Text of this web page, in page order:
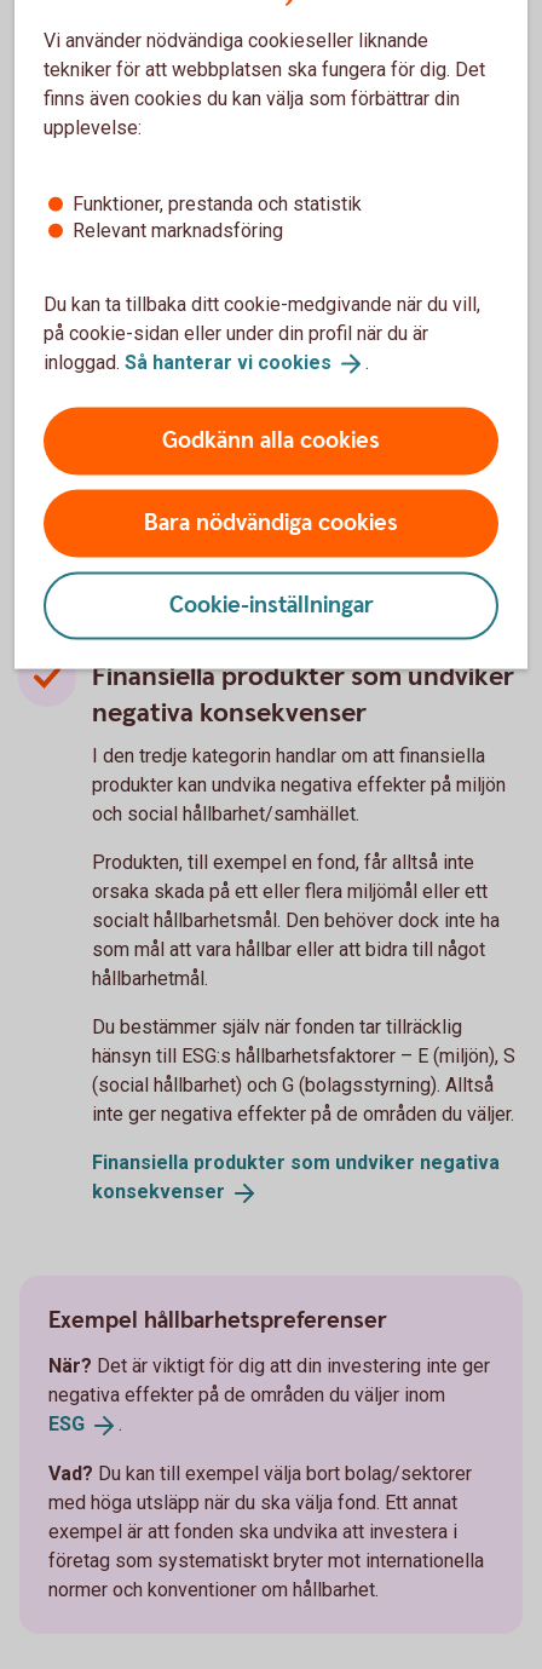
innehålla investeringar som är hållbara enligt SFDR
och bidrar till ett miljömässigt eller socialt mål.
Vid en rådgivning kan du ange hur stor del av
SFDR – EU:sDisclosureförordning
Exempel hållbarhetspreferenser
När?Du har en hög ambition när det gäller miljön och
social hållbarhet.
Vad?Det kan till röra sig om en investering i ett
ekologiskt jordbruk som även har bra
arbetsförhållanden.
Finansiella produkter som undviker
negativa konsekvenser
I den tredje kategorin handlar om att finansiella
produkter kan undvika negativa effekter på miljön
och social hållbarhet/samhället.
Produkten, till exempel en fond, får alltså inte
orsaka skada på ett eller flera miljömål eller ett
socialt hållbarhetsmål. Den behöver dock inte ha
som mål att vara hållbar eller att bidra till något
hållbarhetmål.
Du bestämmer själv när fonden tar tillräcklig
hänsyn till ESG:s hållbarhetsfaktorer – E (miljön), S
(social hållbarhet) och G (bolagsstyrning). Alltså
inte ger negativa effekter på de områden du väljer.
Finansiella produkter som undviker negativa
konsekvenser
Exempel hållbarhetspreferenser
När? Det är viktigt för dig att din investering inte ger
negativa effekter på de områden du väljer inom
ESG
.
Vad? Du kan till exempel välja bort bolag/sektorer
med höga utsläpp när du ska välja fond. Ett annat
exempel är att fonden ska undvika att investera i
företag som systematiskt bryter mot internationella
normer och konventioner om hållbarhet.
Vi använder nödvändiga cookieseller liknande
tekniker för att webbplatsen ska fungera för dig. Det
finns även cookies du kan välja som förbättrar din
upplevelse:
Funktioner, prestanda och statistik
Relevant marknadsföring
Du kan ta tillbaka ditt cookie-medgivande när du vill,
på cookie-sidan eller under din profil när du är
inloggad. Så hanterar vi cookies .
Godkänn alla cookies
Bara nödvändiga cookies
Cookie-inställningar